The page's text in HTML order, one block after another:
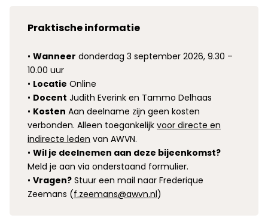
Praktische informatie
• Wanneer donderdag 3 september 2026, 9.30 –
10.00 uur
• Locatie Online
• Docent Judith Everink en Tammo Delhaas
• Kosten Aan deelname zijn geen kosten
verbonden. Alleen toegankelijk voor directe en
indirecte leden van AWVN.
• Wil je deelnemen aan deze bijeenkomst?
Meld je aan via onderstaand formulier.
• Vragen? Stuur een mail naar Frederique
Zeemans (f.zeemans@awvn.nl)